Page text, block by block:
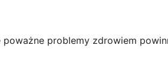
problemy zdrowiem